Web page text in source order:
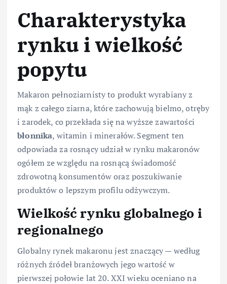
Charakterystyka
rynku i wielkość
popytu
Makaron pełnoziarnisty to produkt wyrabiany z
mąk z całego ziarna, które zachowują bielmo, otręby
i zarodek, co przekłada się na wyższe zawartości
błonnika, witamin i minerałów. Segment ten
odpowiada za rosnący udział w rynku makaronów
ogółem ze względu na rosnącą świadomość
zdrowotną konsumentów oraz poszukiwanie
produktów o lepszym profilu odżywczym.
Wielkość rynku globalnego i
regionalnego
Globalny rynek makaronu jest znaczący — według
różnych źródeł branżowych jego wartość w
pierwszej połowie lat 20. XXI wieku oceniano na